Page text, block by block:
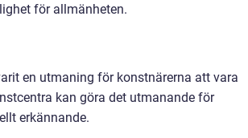
för allmänheten.
en utmaning för konstnärerna att vara
kan göra det utmanande för
erkännande.